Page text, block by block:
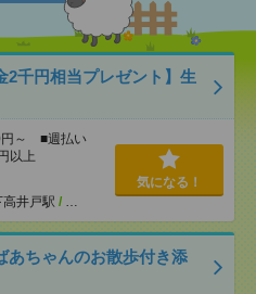
2千円相当プレゼント】生
円～ ■週払い
以上
高井戸駅 / …
気になる！
あちゃんのお散歩付き添